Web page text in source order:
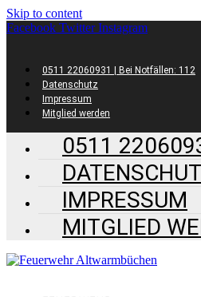
Skip to content
Facebook Twitter Instagram
0511 22060931 | Bei Notfällen: 112
Datenschutz
Impressum
Mitglied werden
0511
IMPRESSUM
MITGLIED